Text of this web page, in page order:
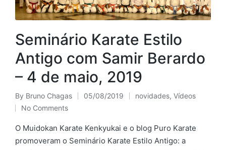
Seminário Karate Estilo
Antigo com Samir Berardo
– 4 de maio, 2019
Posted
by
By Bruno Chagas 05/08/2019
Posted
novidades, Vídeos
No Comments
O Muidokan Karate Kenkyukai e o blog Puro Karate
promoveram o Seminário Karate Estilo Antigo: a